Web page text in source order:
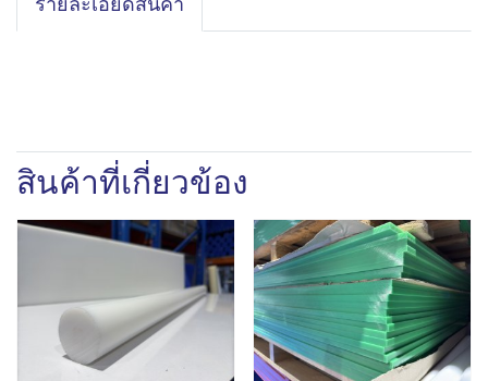
รายละเอียดสินค้า
สินค้าที่เกี่ยวข้อง